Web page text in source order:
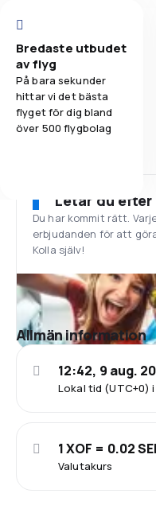
Bredaste utbudet
av flyg
På bara sekunder
hittar vi det bästa
flyget för dig bland
över 500 flygbolag
Letar du
Du har kommit rätt.
erbjudanden för att
Kolla själv!
Allmän information
Lokal tid (UTC+0)
12:42, 9 aug.
Valutakurs
1 XOF = 0.02